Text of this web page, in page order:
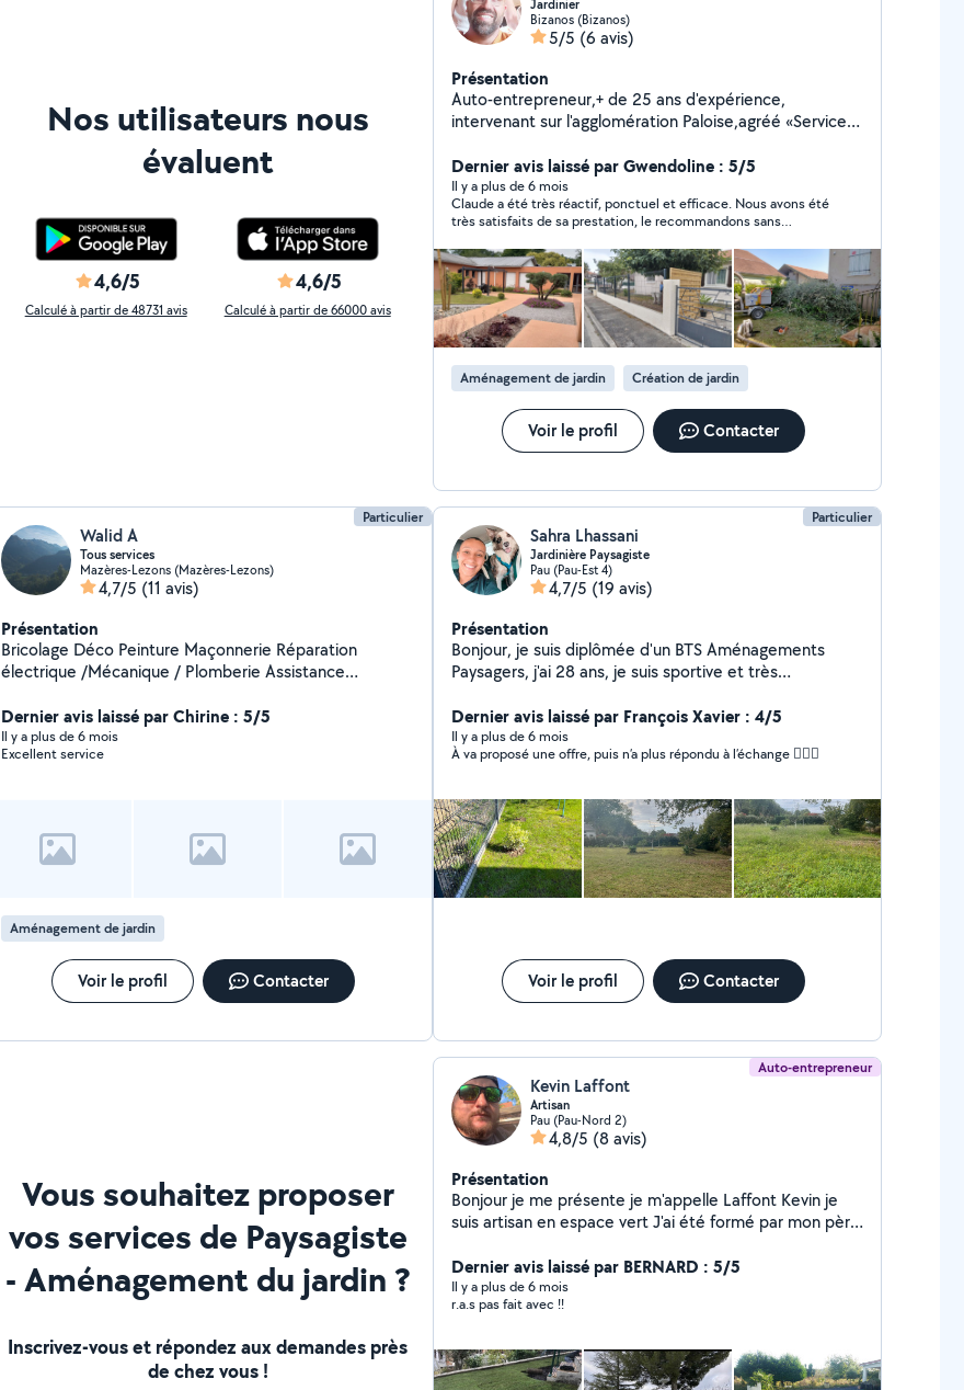
Nos utilisateurs nous
évaluent
4,6/5
Calculé à partir de 48731 avis
4,6/5
Calculé à partir de 66000 avis
Jardinier
Bizanos (Bizanos)
5/5 (6 avis)
Présentation
Auto-entrepreneur,+ de 25 ans d'expérience,
intervenant sur l'agglomération Paloise,agréé «Service à
de la prestation=budget maîtrisé,alors n'hésitez pas à
me contacter. J'effectue tous types de travaux
espaces verts ainsi qu'un service minipelle.
Dernier avis laissé par Gwendoline : 5/5
Il y a plus de 6 mois
Claude a été très réactif, ponctuel et efficace. Nous avons été
très satisfaits de sa prestation, le recommandons sans
nouveau.
Aménagement de jardin Création de jardin
Voir le profil Contacter
Particulier
Walid A
Tous services
Mazères-Lezons (Mazères-Lezons)
4,7/5 (11 avis)
Présentation
Bricolage Déco Peinture Maçonnerie Réparation
électrique /Mécanique / Plomberie Assistance
déménagement/ Montage et installation
Dernier avis laissé par Chirine : 5/5
Il y a plus de 6 mois
Excellent service
Aménagement de jardin
Voir le profil Contacter
Particulier
Sahra Lhassani
Jardinière Paysagiste
Pau (Pau-Est 4)
4,7/5 (19 avis)
Présentation
Bonjour, je suis diplômée d'un BTS Aménagements
Paysagers, j'ai 28 ans, je suis sportive et très
aider ! Cordialement.
Dernier avis laissé par François Xavier : 4/5
Il y a plus de 6 mois
À va proposé une offre, puis n’a plus répondu à l’échange 🤷🏻‍♂️
Voir le profil Contacter
Vous souhaitez proposer
vos services de Paysagiste
- Aménagement du jardin ?
Inscrivez-vous et répondez aux demandes près
de chez vous !
Auto-entrepreneur
Kevin Laffont
Artisan
Pau (Pau-Nord 2)
4,8/5 (8 avis)
Présentation
Bonjour je me présente je m'appelle Laffont Kevin je
suis artisan en espace vert J'ai été formé par mon père
travail de qualité basé sur la confiance N'hésitez pas à
me contacter pour un renseignement
Dernier avis laissé par BERNARD : 5/5
Il y a plus de 6 mois
r.a.s pas fait avec !!